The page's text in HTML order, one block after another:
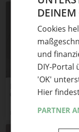
Glückwunschkarte/
Cookies
und
DIY-Portal
'OK'
Hier
PARTNER